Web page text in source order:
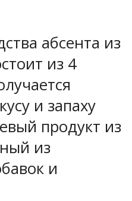
абсента из
из 4
и запаху
продукт из
из
и